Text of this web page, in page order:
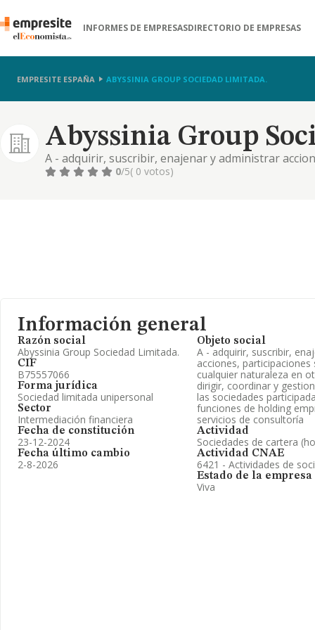
INFORMES DE EMPRESASDIRECTORIO DE EMPRESAS
EMPRESITE ESPAÑA ABYSSINIA GROUP SOCIEDAD LIMITADA.
Abyssinia Group
A - adquirir, suscribir, enajenar y administrar
naturaleza en otras sociedades. b - dirigir,
0/5( 0 votos)
Información general
Razón social
Abyssinia Group Sociedad Limitada.
CIF
B75557066
Forma jurídica
Sociedad limitada unipersonal
Sector
Intermediación financiera
Fecha de constitución
23-12-2024
Fecha último cambio
2-8-2026
Objeto social
A - adquirir, suscribir,
acciones, participaciones
cualquier naturaleza en
dirigir, coordinar y
las sociedades
funciones de holding
servicios de consultoría
Actividad
Sociedades de cartera
Actividad CNAE
6421 - Actividades de
Estado de la empresa
Viva